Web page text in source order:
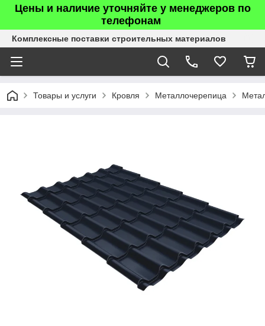
Цены и наличие уточняйте у менеджеров по
телефонам
Комплексные поставки строительных материалов
Товары и услуги Кровля Металлочерепица